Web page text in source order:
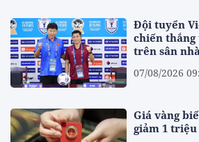
Đội tuyển
chiến
trên sân nhà
07/08/2026
Giá vàng
giảm 1